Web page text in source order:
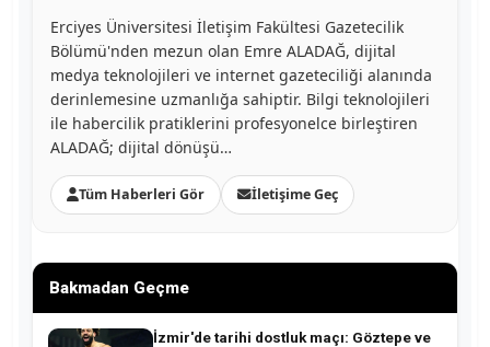
Erciyes Üniversitesi İletişim Fakültesi Gazetecilik
Bölümü'nden mezun olan Emre ALADAĞ, dijital
medya teknolojileri ve internet gazeteciliği alanında
derinlemesine uzmanlığa sahiptir. Bilgi teknolojileri
ile habercilik pratiklerini profesyonelce birleştiren
ALADAĞ; dijital dönüşü…
Tüm Haberleri Gör İletişime Geç
Bakmadan Geçme
İzmir'de tarihi dostluk maçı: Göztepe ve